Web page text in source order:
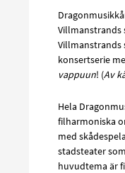
Villmanstrands
Villmanstrands
konsertserie
vappuun! (Av
Hela
filharmoniska
med
stadsteater
huvudtema är